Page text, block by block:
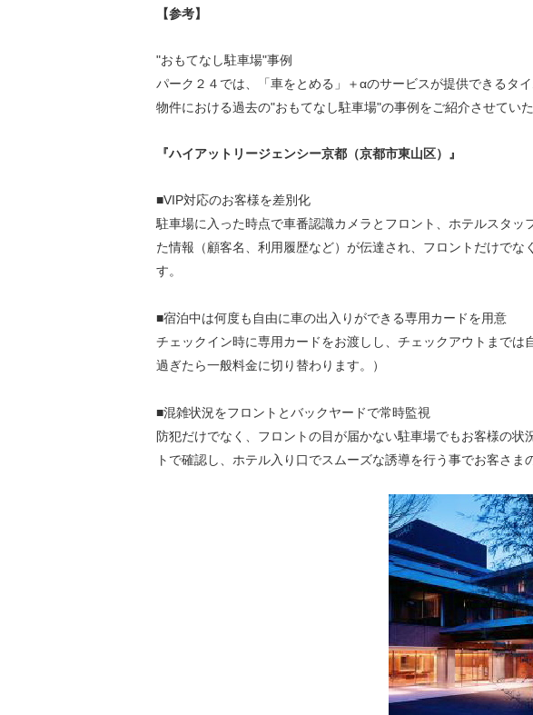
【参考】
"おもてなし駐車場"事例
パーク２４では、「車をとめる」＋αのサービスが提供できるタ
物件における過去の"おもてなし駐車場"の事例をご紹介させていた
『ハイアットリージェンシー京都（京都市東山区）』
■VIP対応のお客様を差別化
駐車場に入った時点で車番認識カメラとフロント、ホテルスタ
た情報（顧客名、利用履歴など）が伝達され、フロントだけでな
す。
■宿泊中は何度も自由に車の出入りができる専用カードを用意
チェックイン時に専用カードをお渡しし、チェックアウトまでは
過ぎたら一般料金に切り替わります。）
■混雑状況をフロントとバックヤードで常時監視
防犯だけでなく、フロントの目が届かない駐車場でもお客様の
トで確認し、ホテル入り口でスムーズな誘導を行う事でお客さま